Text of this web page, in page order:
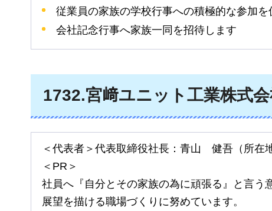
従業員の家族の学校行事への積極的な参加を
会社記念行事へ家族一同を招待します
1732.宮﨑ユニット工業株式
＜代表者＞代表取締役社長：青山 健吾 （所在
＜PR＞
社員へ『自分とその家族の為に頑張る』と言う
展望を描ける職場づくりに努めています。